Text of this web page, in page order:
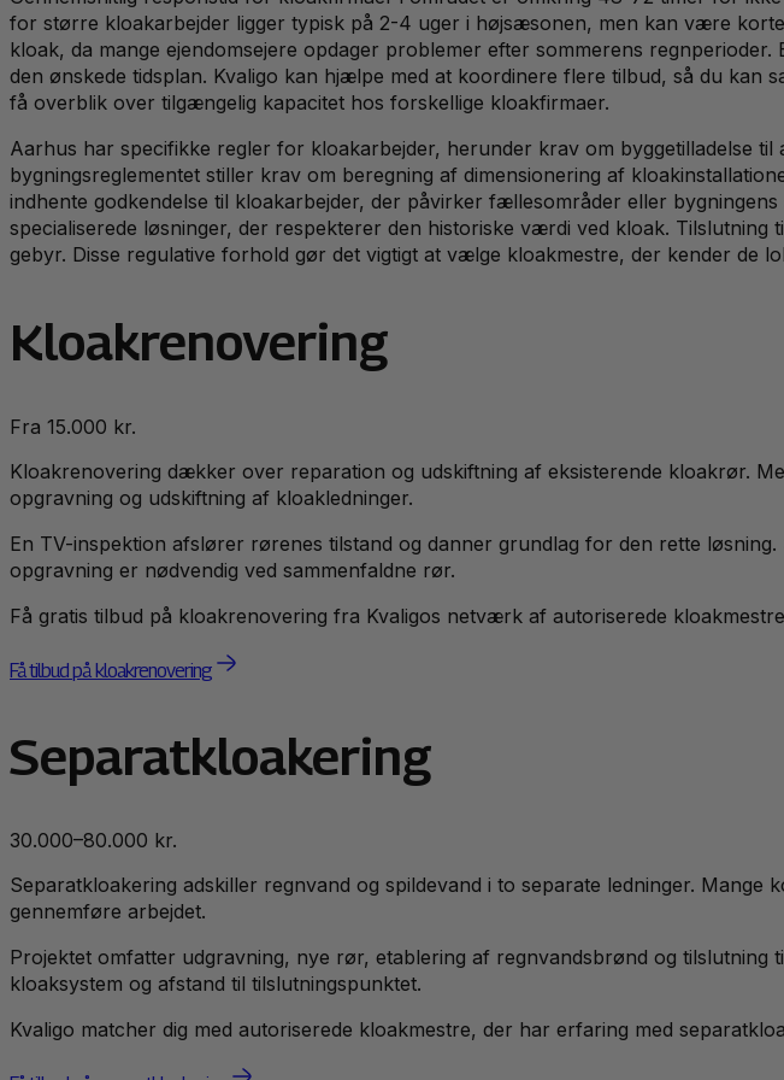
for større kloakarbejder ligger typisk på 2-4 uger i højsæsonen, men kan være
kloak, da mange ejendomsejere opdager problemer efter sommerens
den ønskede tidsplan. Kvaligo kan hjælpe med at koordinere flere tilbud, så du kan
få overblik over tilgængelig kapacitet hos forskellige kloakfirmaer.
Aarhus har specifikke regler for kloakarbejder, herunder krav om byggetilladelse
bygningsreglementet stiller krav om beregning af dimensionering af
indhente godkendelse til kloakarbejder, der påvirker fællesområder eller
specialiserede løsninger, der respekterer den historiske værdi ved kloak.
gebyr. Disse regulative forhold gør det vigtigt at vælge kloakmestre, der kender
Kloakrenovering
Fra 15.000 kr.
Kloakrenovering dækker over reparation og udskiftning af eksisterende kloakrør.
opgravning og udskiftning af kloakledninger.
En TV-inspektion afslører rørenes tilstand og danner grundlag for den rette
opgravning er nødvendig ved sammenfaldne rør.
Få gratis tilbud på kloakrenovering fra Kvaligos netværk af autoriserede
Få tilbud på kloakrenovering
Separatkloakering
30.000–80.000 kr.
Separatkloakering adskiller regnvand og spildevand i to separate ledninger.
gennemføre arbejdet.
Projektet omfatter udgravning, nye rør, etablering af regnvandsbrønd og
kloaksystem og afstand til tilslutningspunktet.
Kvaligo matcher dig med autoriserede kloakmestre, der har erfaring med